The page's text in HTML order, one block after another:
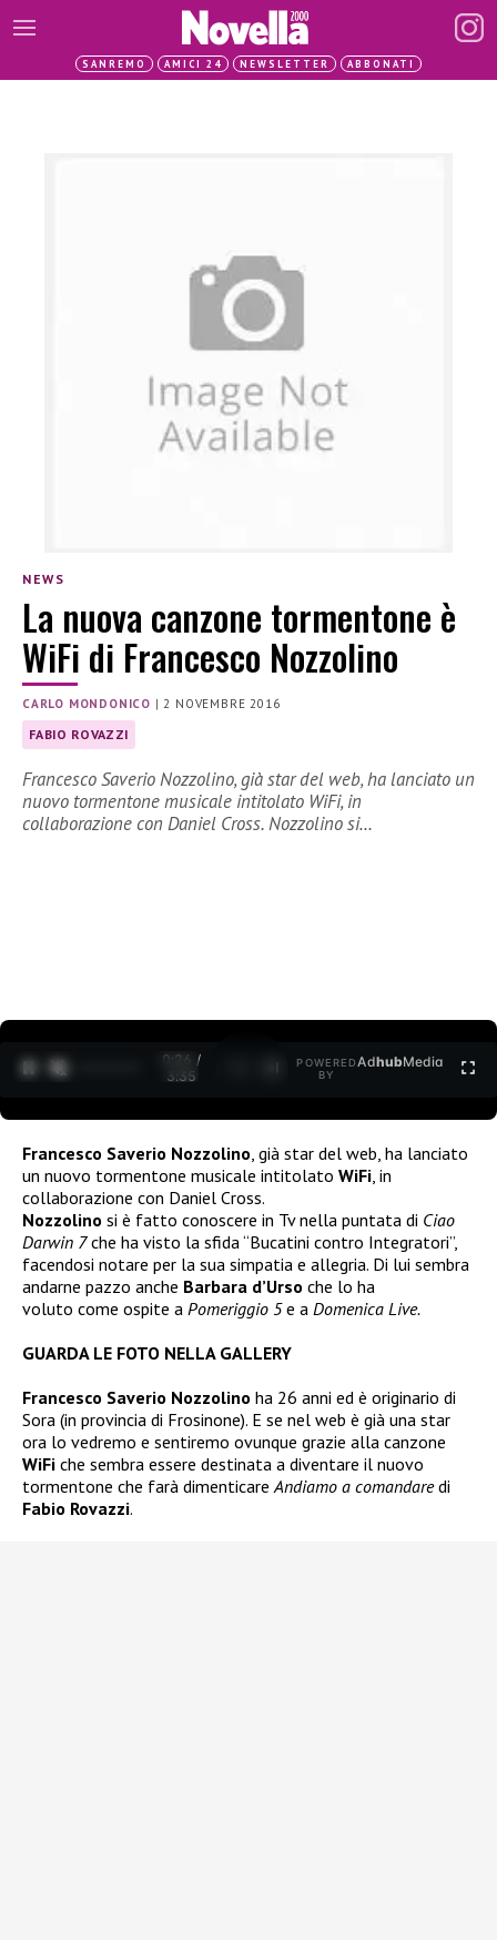
SANREMO AMICI 24 NEWSLETTER ABBONATI
NEWS
La nuova canzone tormentone è
WiFi di Francesco Nozzolino
CARLO MONDONICO |2 NOVEMBRE 2016
FABIO ROVAZZI
Francesco Saverio Nozzolino, già star del web, ha lanciato un
nuovo tormentone musicale intitolato WiFi, in
collaborazione con Daniel Cross. Nozzolino si…
0:26 /
3:35
POWERED
BY
AdhubMedia
Francesco Saverio Nozzolino , già star del web, ha lanciato
un nuovo tormentone musicale intitolato WiFi , in
collaborazione con Daniel Cross.
Nozzolino si è fatto conoscere in Tv nella puntata di Ciao
Darwin 7che ha visto la sfida “Bucatini contro Integratori”,
facendosi notare per la sua simpatia e allegria. Di lui sembra
andarne pazzo anche Barbara d’Urso che lo ha
voluto come ospite a Pomeriggio 5e a Domenica Live.
GUARDA LE FOTO NELLA GALLERY
Francesco Saverio Nozzolino ha 26 anni ed è originario di
Sora (in provincia di Frosinone). E se nel web è già una star
ora lo vedremo e sentiremo ovunque grazie alla canzone
WiFi che sembra essere destinata a diventare il nuovo
tormentone che farà dimenticare Andiamo a comandaredi
Fabio Rovazzi.